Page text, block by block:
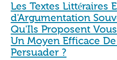
Les Textes Littéraires
d'Argumentation
Qu'Ils Proposent
Un Moyen Efficace
Persuader ?